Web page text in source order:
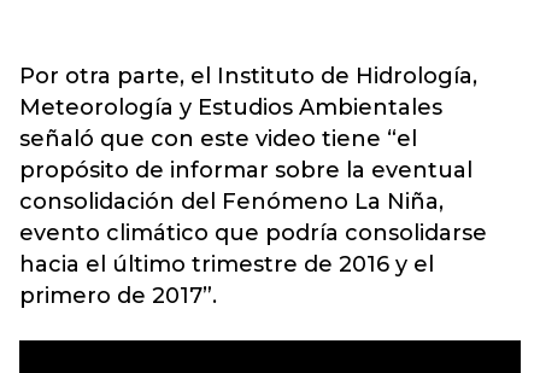
Por otra parte, el Instituto de Hidrología,
Meteorología y Estudios Ambientales
señaló que con este video tiene “el
propósito de informar sobre la eventual
consolidación del Fenómeno La Niña,
evento climático que podría consolidarse
hacia el último trimestre de 2016 y el
primero de 2017”.